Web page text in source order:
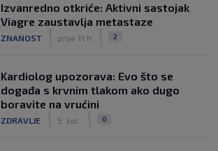
Izvanredno otkriće: Aktivni sastojak
Viagre zaustavlja metastaze
ZNANOST prije 11 h 2
Kardiolog upozorava: Evo što se
događa s krvnim tlakom ako dugo
boravite na vrućini
ZDRAVLJE 5. kol. 0